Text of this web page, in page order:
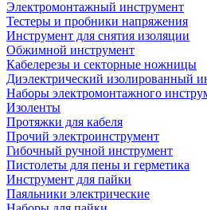
Электромонтажный инструмент
Тестеры и пробники напряжения
Инструмент для снятия изоляции
Обжимной инструмент
Кабелерезы и секторные ножницы
Диэлектрический изолированный
Наборы электромонтажного
Изоленты
Протяжки для кабеля
Прочий электроинструмент
Гибочный ручной инструмент
Пистолеты для пены и герметика
Инструмент для пайки
Паяльники электрические